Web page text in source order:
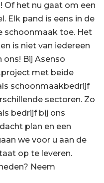
Of het nu gaat om een
Elk pand is eens in de
schoonmaak toe. Het
is niet van iedereen
ons! Bij Asenso
met beide
schoonmaakbedrijf
sectoren. Zo
bedrijf bij ons
plan en een
we voor u aan de
op te leveren.
Neem